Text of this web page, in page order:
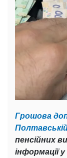
Грошова
пенсійних
інформації